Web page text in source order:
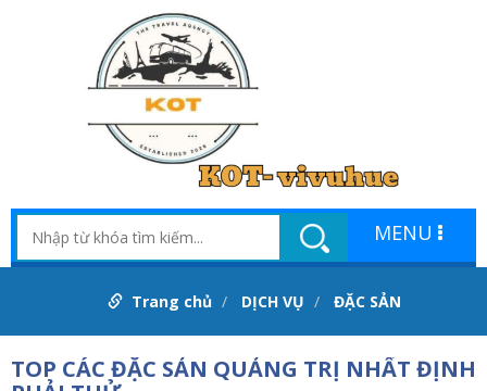
MENU
Trang chủ DỊCH VỤ ĐẶC SẢN
TOP CÁC ĐẶC SẢN QUẢNG TRỊ NHẤT ĐỊNH